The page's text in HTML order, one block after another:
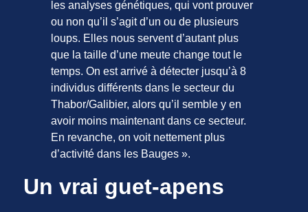
les analyses génétiques, qui vont prouver
ou non qu’il s’agit d’un ou de plusieurs
loups. Elles nous servent d’autant plus
que la taille d’une meute change tout le
temps. On est arrivé à détecter jusqu’à 8
individus différents dans le secteur du
Thabor/Galibier, alors qu’il semble y en
avoir moins maintenant dans ce secteur.
En revanche, on voit nettement plus
d’activité dans les Bauges ».
Un vrai guet-apens